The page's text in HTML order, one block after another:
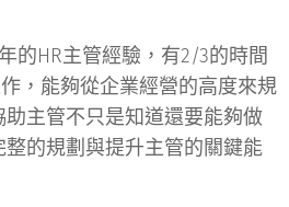
的HR主管經驗，有2/3的時間
，能夠從企業經營的高度來規
主管不只是知道還要能夠做
的規劃與提升主管的關鍵能